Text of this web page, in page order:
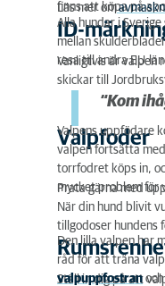
finns att köpa på
Läs mer om
ID-
Alla hundar i
mellan
resa till andra EU-
Vanligtvis är valpen
skickar till
“Kom
Valpfoder
Valpens uppfödare
valpen fortsätta
torrfodret köps in,
mycket problem för
Prata gärna med
När din hund blivit
tillgodoser hundens
Den lilla valpen har
råd för att träna
valpuppfostranoch
Ställ in dig på att